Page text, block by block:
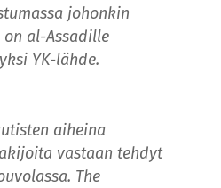
johonkin
on al-Assadille
YK-lähde.
aiheina
vastaan tehdyt
The